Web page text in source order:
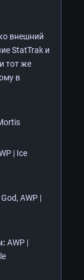
внешний
StatTrak и
тот же
в
| Ice
AWP |
AWP |